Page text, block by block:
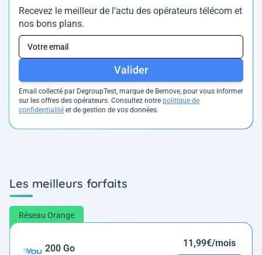
Recevez le meilleur de l’actu des opérateurs télécom et
nos bons plans.
Valider
Email collecté par DegroupTest, marque de Bemove, pour vous informer
sur les offres des opérateurs. Consultez notre politique de
confidentialité et de gestion de vos données.
Les meilleurs forfaits
Réseau Orange
200 Go
11,99€/mois